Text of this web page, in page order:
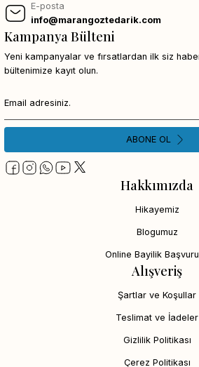
E-posta
info@marangoztedarik.com
Hakkımızda
Hikayemiz
Blogumuz
Online Bayilik
Alışveriş
Şartlar ve Koşullar
Teslimat ve İadeler
Gizlilik Politikası
Çerez Politikası
Kampanya Bülteni
Yeni kampanyalar ve fırsatlardan ilk siz
bültenimize kayıt olun.
ABONE OL